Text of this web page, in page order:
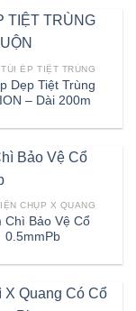
ÉP TIỆT TRÙNG
Dẹp Tiệt Trùng
– Dài 200m
CHỤP X QUANG
Chì Bảo Vệ Cổ
0.5mmPb